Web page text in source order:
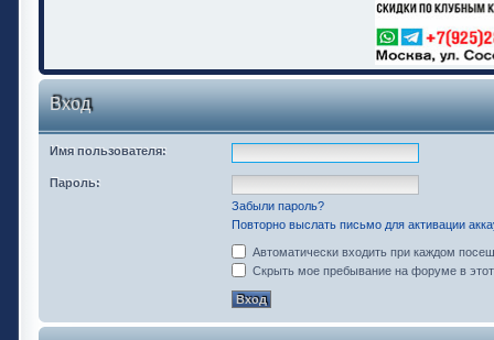
Вход
Имя пользователя:
Пароль:
Забыли пароль?
Повторно выслать письмо для активации
Автоматически входить при каждом
Скрыть мое пребывание на форуме в